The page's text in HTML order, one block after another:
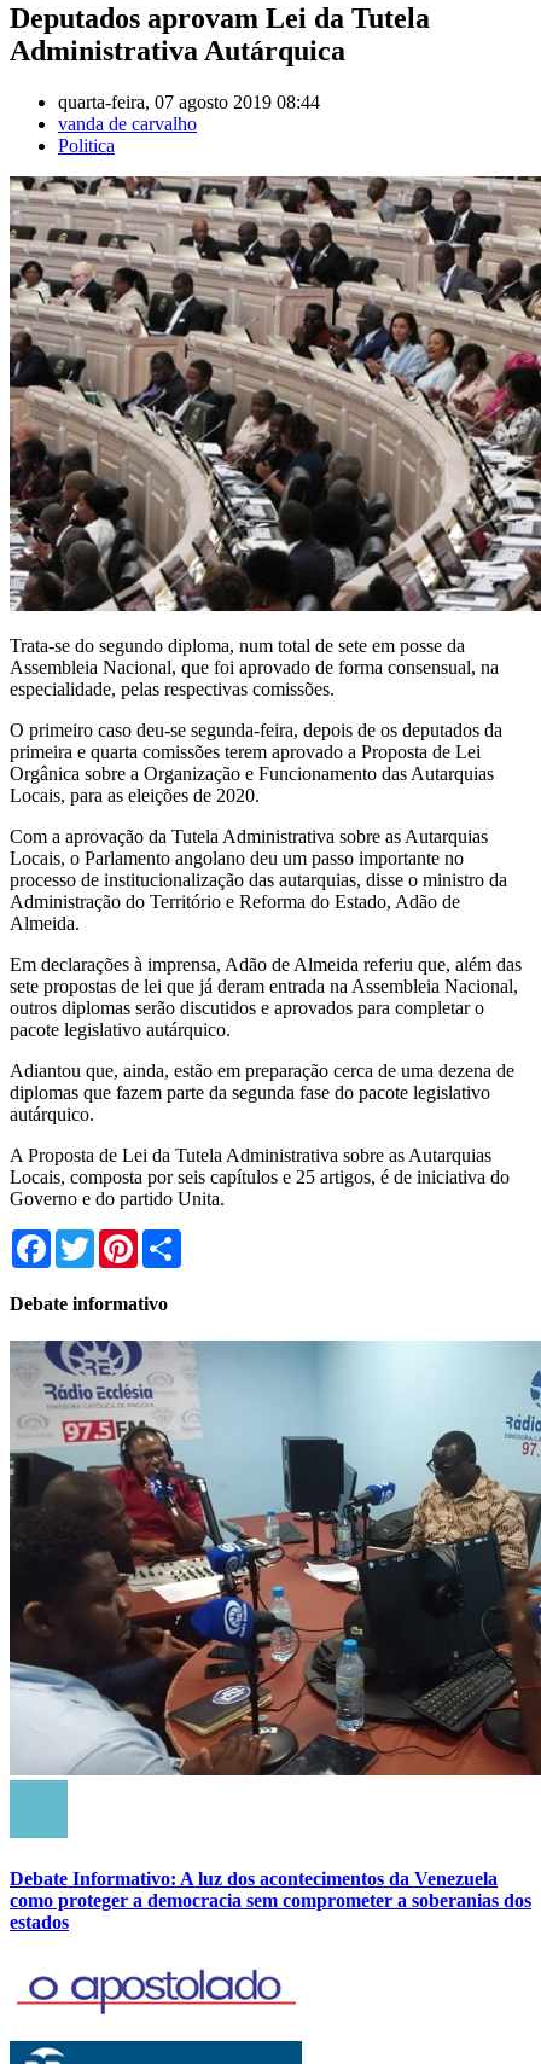
Deputados aprovam Lei da Tutela
Administrativa Autárquica
quarta-feira, 07 agosto 2019 08:44
vanda de carvalho
Politica
Trata-se do segundo diploma, num total de sete em posse da
Assembleia Nacional, que foi aprovado de forma consensual, na
especialidade, pelas respectivas comissões.
O primeiro caso deu-se segunda-feira, depois de os deputados da
primeira e quarta comissões terem aprovado a Proposta de Lei
Orgânica sobre a Organização e Funcionamento das Autarquias
Locais, para as eleições de 2020.
Com a aprovação da Tutela Administrativa sobre as Autarquias
Locais, o Parlamento angolano deu um passo importante no
processo de institucionalização das autarquias, disse o ministro da
Administração do Território e Reforma do Estado, Adão de
Almeida.
Em declarações à imprensa, Adão de Almeida referiu que, além das
sete propostas de lei que já deram entrada na Assembleia Nacional,
outros diplomas serão discutidos e aprovados para completar o
pacote legislativo autárquico.
Adiantou que, ainda, estão em preparação cerca de uma dezena de
diplomas que fazem parte da segunda fase do pacote legislativo
autárquico.
A Proposta de Lei da Tutela Administrativa sobre as Autarquias
Locais, composta por seis capítulos e 25 artigos, é de iniciativa do
Governo e do partido Unita.
Facebook
TwitterPinterest
Debate informativo
Debate Informativo: A luz dos acontecimentos da Venezuela
como proteger a democracia sem comprometer a soberanias dos
estados